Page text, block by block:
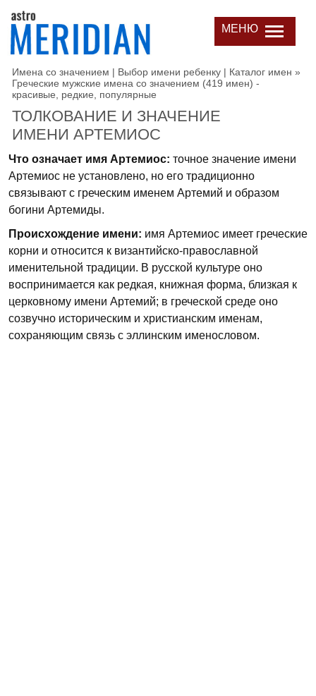
МЕНЮ
Имена со значением | Выбор имени ребенку | Каталог имен »
Греческие мужские имена со значением (419 имен) -
красивые, редкие, популярные
ТОЛКОВАНИЕ И ЗНАЧЕНИЕ
ИМЕНИ АРТЕМИОС
Что означает имя Артемиос: точное значение имени
Артемиос не установлено, но его традиционно
связывают с греческим именем Артемий и образом
богини Артемиды.
Происхождение имени: имя Артемиос имеет греческие
корни и относится к византийско-православной
именительной традиции. В русской культуре оно
воспринимается как редкая, книжная форма, близкая к
церковному имени Артемий; в греческой среде оно
созвучно историческим и христианским именам,
сохраняющим связь с эллинским именословом.